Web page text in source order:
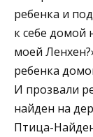
ребенка и
к себе домой
моей
ребенка
И прозвали
найден на
Птица-